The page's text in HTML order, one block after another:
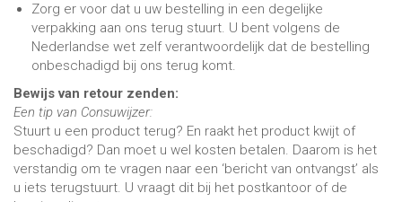
Zorg er voor dat u uw bestelling in een degelijke
verpakking aan ons terug stuurt. U bent volgens de
Nederlandse wet zelf verantwoordelijk dat de bestelling
onbeschadigd bij ons terug komt.
Bewijs van retour zenden:
Een tip van Consuwijzer:
Stuurt u een product terug? En raakt het product kwijt of
beschadigd? Dan moet u wel kosten betalen. Daarom is het
verstandig om te vragen naar een ‘bericht van ontvangst’ als
u iets terugstuurt. U vraagt dit bij het postkantoor of de